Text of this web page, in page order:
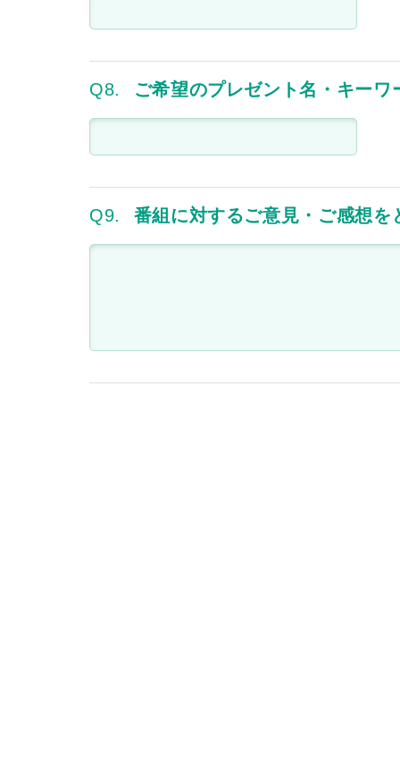
Q8. ご希望のプレゼント名・キー
Q9. 番組に対するご意見・ご感想